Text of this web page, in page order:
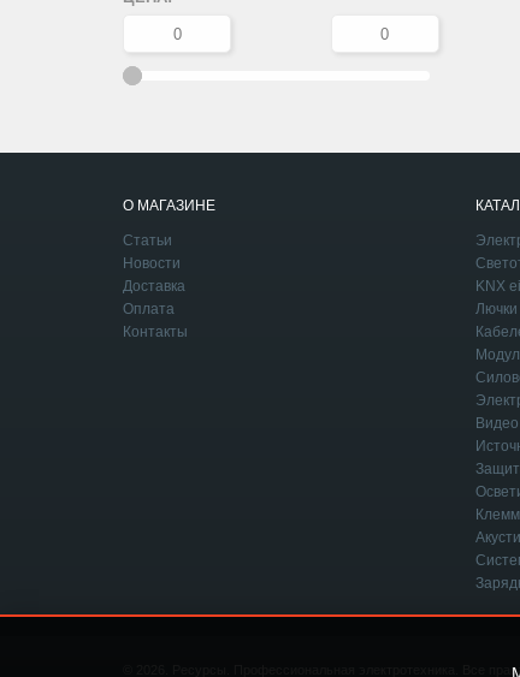
О МАГАЗИНЕ
Статьи
Новости
Доставка
Оплата
Контакты
KNX
Лючки
Ресурсы. Профессиональная электротехника. Все